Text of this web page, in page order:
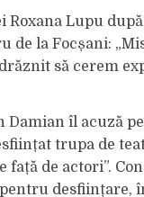
Roxana Lupu
de la Focșani:
să cerem
Damian îl acuză
trupa de
față de actori”.
desființare,